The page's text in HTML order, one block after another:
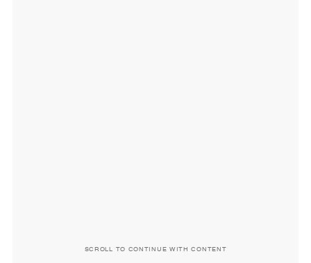
SCROLL TO CONTINUE WITH CONTENT